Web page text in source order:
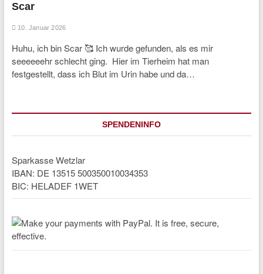
Scar
10. Januar 2026
Huhu, ich bin Scar 🥰 Ich wurde gefunden, als es mir
seeeeeehr schlecht ging. Hier im Tierheim hat man
festgestellt, dass ich Blut im Urin habe und da…
SPENDENINFO
Sparkasse Wetzlar
IBAN: DE 13515 500350010034353
BIC: HELADEF 1WET